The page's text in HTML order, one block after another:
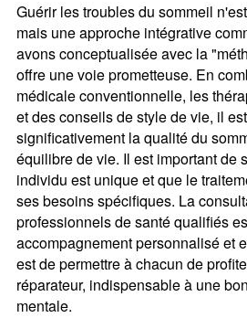
Guérir les troubles du sommeil
mais une approche intégrative
avons conceptualisée avec la
offre une voie prometteuse. En
médicale conventionnelle, les
et des conseils de style de vie, il
significativement la qualité du
équilibre de vie. Il est important de
individu est unique et que le
ses besoins spécifiques. La
professionnels de santé qualifiés
accompagnement personnalisé et
est de permettre à chacun de
réparateur, indispensable à une
mentale.